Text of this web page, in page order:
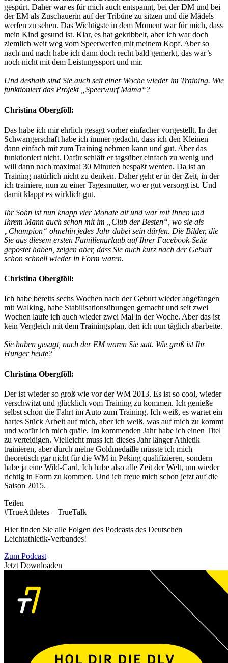
gespürt. Daher war es für mich auch entspannt, bei der DM und bei
der EM als Zuschauerin auf der Tribüne zu sitzen und die Mädels
werfen zu sehen. Das Wichtigste in dem Moment war für mich, dass
mein Kind gesund ist. Klar, es hat gekribbelt, aber ich war doch
ziemlich weit weg vom Speerwerfen mit meinem Kopf. Aber so
nach und nach habe ich dann doch recht bald gemerkt, das war’s
noch nicht mit dem Leistungssport und mir.
Und deshalb sind Sie auch seit einer Woche wieder im Training. Wie
funktioniert das Projekt „Speerwurf Mama“?
Christina Obergföll:
Das habe ich mir ehrlich gesagt vorher einfacher vorgestellt. In der
Schwangerschaft habe ich immer gedacht, dass ich den Kleinen
dann einfach mit zum Training nehmen kann und gut. Aber das
funktioniert nicht. Dafür schläft er tagsüber einfach zu wenig und
will dann nach maximal 30 Minuten bespaßt werden. Da ist an
Training natürlich nicht zu denken. Daher geht er in der Zeit, in der
ich trainiere, nun zu einer Tagesmutter, wo er gut versorgt ist. Und
damit klappt es wirklich gut.
Ihr Sohn ist nun knapp vier Monate alt und war mit Ihnen und
Ihrem Mann auch schon mit im „Club der Besten“, wo sie als
„Champion“ ohnehin jedes Jahr dabei sein dürfen. Die Bilder, die
Sie aus diesem ersten Familienurlaub auf Ihrer Facebook-Seite
gepostet haben, zeigen aber, dass Sie auch kurz nach der Geburt
schon schnell wieder in Form waren.
Christina Obergföll:
Ich habe bereits sechs Wochen nach der Geburt wieder angefangen
mit Walking, habe Stabilisationsübungen gemacht und seit zwei
Wochen laufe ich auch wieder zwei Mal in der Woche. Aber das ist
kein Vergleich mit dem Trainingsplan, den ich nun täglich abarbeite.
Sie haben gesagt, nach der EM waren Sie satt. Wie groß ist Ihr
Hunger heute?
Christina Obergföll:
Der ist wieder so groß wie vor der WM 2013. Es ist so cool, wieder
verschwitzt und glücklich vom Training zu kommen. Ich genieße
selbst schon die Fahrt im Auto zum Training. Ich weiß, es wartet ein
hartes Stück Arbeit auf mich, aber ich weiß, was auf mich zu kommt
und wofür ich mich quäle. Im kommenden Jahr habe ich einen Titel
zu verteidigen. Vielleicht muss ich dieses Jahr länger Athletik
trainieren, aber durch meine Goldmedaille müsste ich mich
theoretisch gar nicht für die WM in Peking qualifizieren, sondern
habe ja eine Wild-Card. Ich habe also alle Zeit der Welt, um wieder
richtig in Form zu kommen. Und ich freue mich schon jetzt auf die
Saison 2015.
Teilen
#TrueAthletes – TrueTalk
Hier finden Sie alle Folgen des Podcasts des Deutschen
Leichtathletik-Verbandes!
Zum Podcast
Jetzt Downloaden